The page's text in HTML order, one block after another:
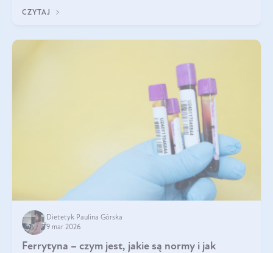
CZYTAJ
Dietetyk Paulina Górska
9 mar 2026
Ferrytyna – czym jest, jakie są normy i jak